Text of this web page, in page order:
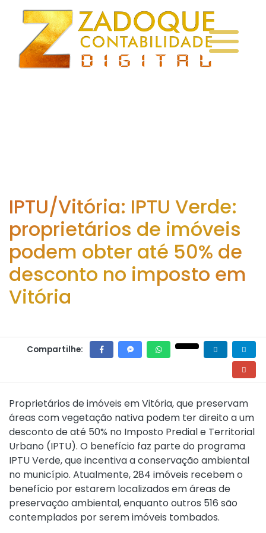
IPTU/Vitória: IPTU Verde:
proprietários de imóveis
podem obter até 50% de
desconto no imposto em
Vitória
Compartilhe:
Proprietários de imóveis em Vitória, que preservam
áreas com vegetação nativa podem ter direito a um
desconto de até 50% no Imposto Predial e Territorial
Urbano (IPTU). O benefício faz parte do programa
IPTU Verde, que incentiva a conservação ambiental
no município. Atualmente, 284 imóveis recebem o
benefício por estarem localizados em áreas de
preservação ambiental, enquanto outros 516 são
contemplados por serem imóveis tombados.